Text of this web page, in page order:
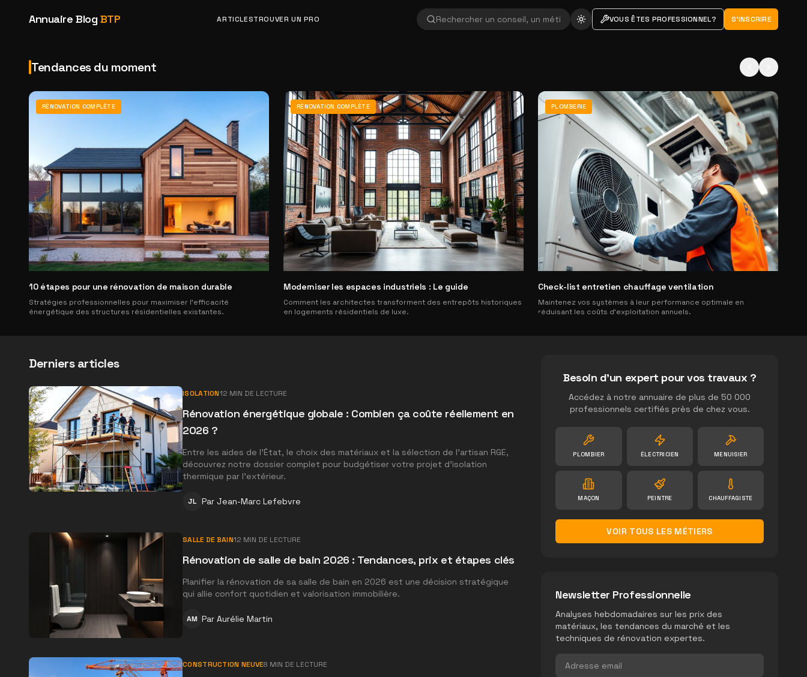
Annuaire Blog BTP ARTICLESTROUVER UN PRO VOUS ÊTES PROFESSIONNEL? S'INSCRIRE
Tendances du moment
RÉNOVATION COMPLÈTE
10 étapes pour une rénovation de maison durable
Stratégies professionnelles pour maximiser l'efficacité
énergétique des structures résidentielles existantes.
RÉNOVATION COMPLÈTE
Moderniser les espaces industriels : Le guide
Comment les architectes transforment des entrepôts historiques
en logements résidentiels de luxe.
PLOMBERIE
Check-list entretien chauffage ventilation
Maintenez vos systèmes à leur performance optimale en
réduisant les coûts d'exploitation annuels.
Derniers articles
ISOLATION12 MIN DE LECTURE
Rénovation énergétique globale : Combien ça coûte réellement en
2026 ?
Entre les aides de l'État, le choix des matériaux et la sélection de l'artisan RGE,
découvrez notre dossier complet pour budgétiser votre projet d'isolation
thermique par l'extérieur.
JL Par Jean-Marc Lefebvre
SALLE DE BAIN12 MIN DE LECTURE
Rénovation de salle de bain 2026 : Tendances, prix et étapes clés
Planifier la rénovation de sa salle de bain en 2026 est une décision stratégique
qui allie confort quotidien et valorisation immobilière.
AM Par Aurélie Martin
CONSTRUCTION NEUVE8 MIN DE LECTURE
Besoin d'un expert pour vos travaux ?
Accédez à notre annuaire de plus de 50 000
professionnels certifiés près de chez vous.
PLOMBIER ÉLECTRICIEN MENUISIER
MAÇON PEINTRE CHAUFFAGISTE
VOIR TOUS LES MÉTIERS
Newsletter Professionnelle
Analyses hebdomadaires sur les prix des
matériaux, les tendances du marché et les
techniques de rénovation expertes.